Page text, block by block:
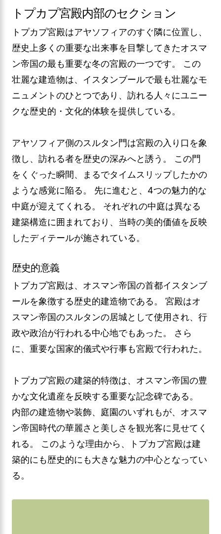
トプカプ宮殿内部のセクション
トプカプ宮殿はアヤソフィアのすぐ隣に位置し、
歴史上多くの重要な出来事を目撃してきたオスマ
ン帝国の最も重要な冬の宮殿の一つです。 この
壮麗な建造物は、イスタンブールで最も壮麗なモ
ニュメントのひとつであり、訪れる人々にユニー
クな歴史的・文化的体験を提供している。
アヤソフィア側のスルタン門は宮殿の入り口を象
徴し、訪れる者を歴史の深みへと誘う。 この門
をくぐった瞬間、まるでタイムスリップしたかの
ような感覚に陥る。 先に進むと、4つの魅力的な
中庭が迎えてくれる。 それぞれの中庭は異なる
建築構造に囲まれており、当時の美的価値を反映
したディテールが施されている。
歴史的意義
トプカプ宮殿は、オスマン帝国の首都イスタンブ
ールを象徴する歴史的建造物である。 宮殿はオ
スマン帝国のスルタンの居城として使用され、行
政や政治が行われる中心地でもあった。 さら
に、重要な国家的儀式や行事も宮殿で行われた。
トプカプ宮殿の建築的特徴は、オスマン帝国の豊
かな文化遺産を反映する重要な記念碑である。
内部の建造物や装飾、庭園のいずれもが、オスマ
ン帝国時代の華麗さと美しさを観光客に見せてく
れる。 このような理由から、トプカプ宮殿は建
築的にも歴史的にも大きな魅力の中心となってい
る。